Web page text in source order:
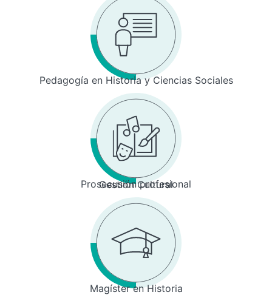
Pedagogía en Historia y Ciencias Sociales
Prosecusión profesional
Gestión Cultural
Magíster en Historia